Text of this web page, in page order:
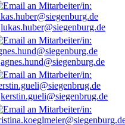
lukas.huber@siegenburg.de
agnes.hund@siegenburg.de
kerstin.gueli@siegenbrug.de